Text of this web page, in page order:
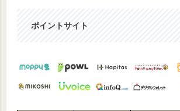
ポイントサイト